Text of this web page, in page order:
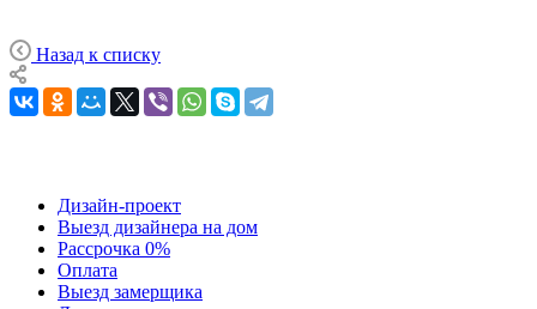
Назад к списку
Дизайн-проект
Выезд дизайнера на дом
Рассрочка 0%
Оплата
Выезд замерщика